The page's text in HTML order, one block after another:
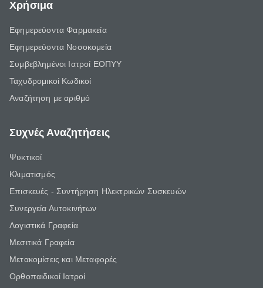
Χρήσιμα
Εφημερεύοντα Φαρμακεία
Εφημερεύοντα Νοσοκομεία
Συμβεβλημένοι Ιατροί ΕΟΠΥΥ
Ταχυδρομικοί Κωδικοί
Αναζήτηση με αριθμό
Συχνές Αναζητήσεις
Ψυκτικοί
Κλιματισμός
Επισκευές - Συντήρηση Ηλεκτρικών Συσκευών
Συνεργεία Αυτοκινήτων
Λογιστικά Γραφεία
Μεσιτικά Γραφεία
Μετακομίσεις και Μεταφορές
Ορθοπαιδικοί Ιατροί